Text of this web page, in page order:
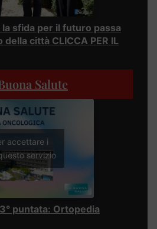
la sfida per il futuro passa
città CLICCA PER IL
Salute
accettare i
servizio
puntata: Ortopedia